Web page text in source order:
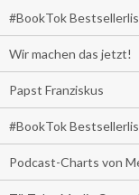
#BookTok
Wir machen das jetzt!
Papst Franziskus
#BookTok
Podcast-Charts von